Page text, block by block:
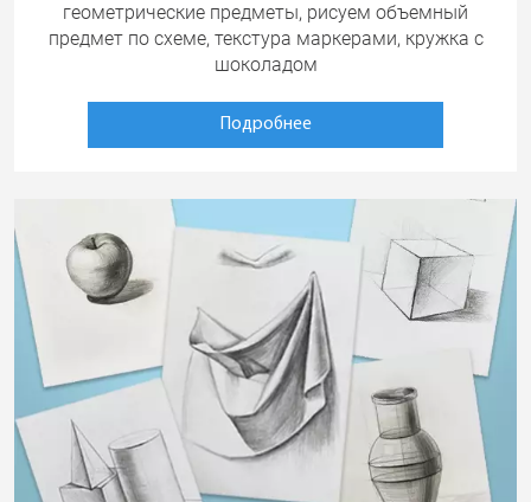
геометрические предметы, рисуем объемный
предмет по схеме, текстура маркерами, кружка с
шоколадом
Подробнее